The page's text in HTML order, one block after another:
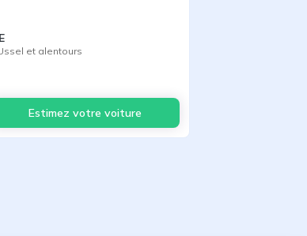
et alentours
Estimez votre voiture